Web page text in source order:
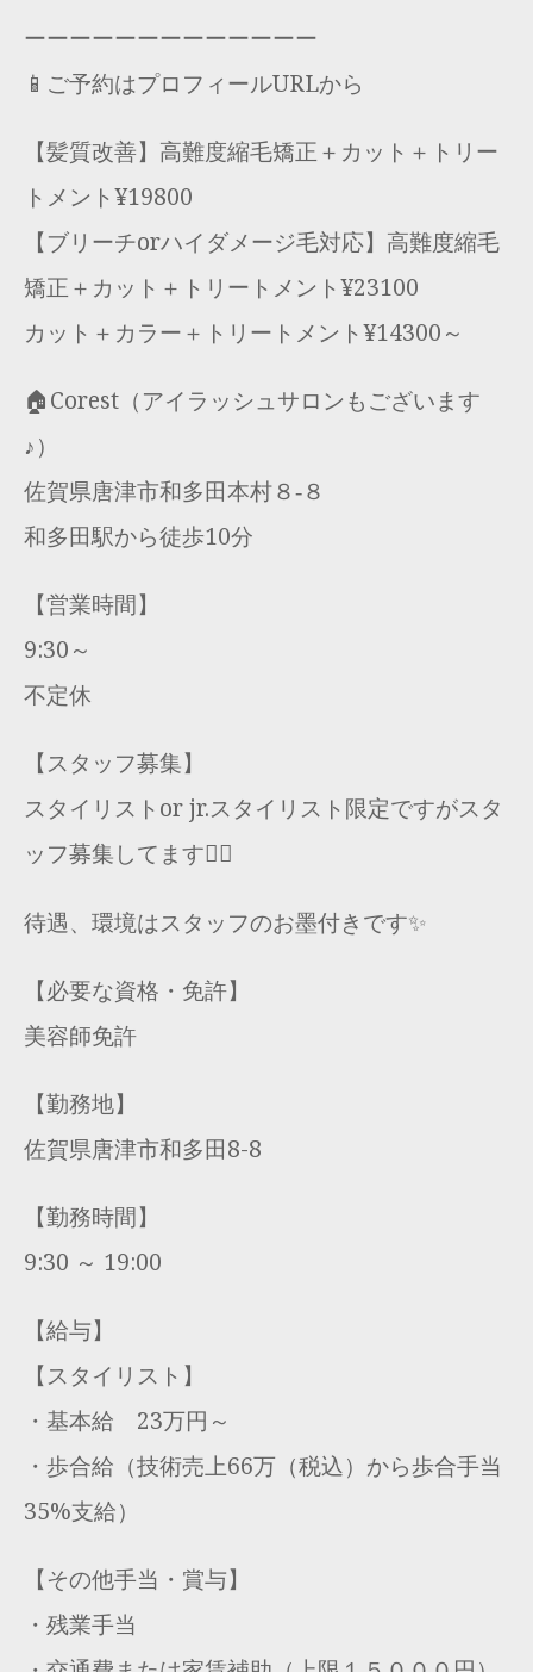
ーーーーーーーーーーーーー
📱ご予約はプロフィールURLから
【髪質改善】高難度縮毛矯正＋カット＋トリー
トメント¥19800
【ブリーチorハイダメージ毛対応】高難度縮毛
矯正＋カット＋トリートメント¥23100
カット＋カラー＋トリートメント¥14300～
🏠Corest（アイラッシュサロンもございます
♪）
佐賀県唐津市和多田本村８‐８
和多田駅から徒歩10分
【営業時間】
9:30～
不定休
【スタッフ募集】
スタイリストor jr.スタイリスト限定ですがスタ
ッフ募集してます🙇‍♂️
待遇、環境はスタッフのお墨付きです✨
【必要な資格・免許】
美容師免許
【勤務地】
佐賀県唐津市和多田8-8
【勤務時間】
9:30 ～ 19:00
【給与】
【スタイリスト】
・基本給 23万円～
・歩合給（技術売上66万（税込）から歩合手当
35%支給）
【その他手当・賞与】
・残業手当